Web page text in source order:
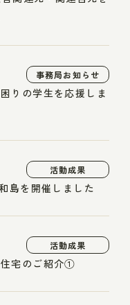
事務局お知らせ
りの学生を応援しま
活動成果
島を開催しました
活動成果
宅のご紹介①